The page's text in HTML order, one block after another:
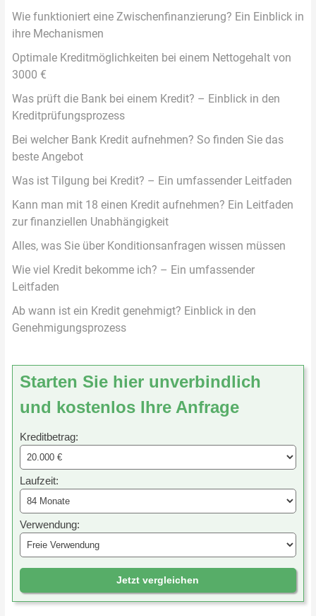
Wie funktioniert eine Zwischenfinanzierung? Ein Einblick in
ihre Mechanismen
Optimale Kreditmöglichkeiten bei einem Nettogehalt von
3000 €
Was prüft die Bank bei einem Kredit? – Einblick in den
Kreditprüfungsprozess
Bei welcher Bank Kredit aufnehmen? So finden Sie das
beste Angebot
Was ist Tilgung bei Kredit? – Ein umfassender Leitfaden
Kann man mit 18 einen Kredit aufnehmen? Ein Leitfaden
zur finanziellen Unabhängigkeit
Alles, was Sie über Konditionsanfragen wissen müssen
Wie viel Kredit bekomme ich? – Ein umfassender
Leitfaden
Ab wann ist ein Kredit genehmigt? Einblick in den
Genehmigungsprozess
Starten Sie hier unverbindlich
und kostenlos Ihre Anfrage
Kreditbetrag:
Laufzeit:
Verwendung:
Jetzt vergleichen